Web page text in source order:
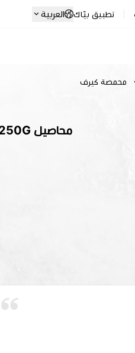
تطبيق بيّاك العربية
محمصة كيرف
محاصيل 250G | محمصة كيرف